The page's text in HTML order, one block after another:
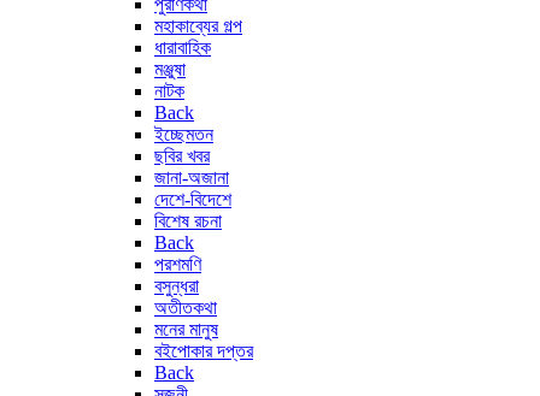
পুরাণকথা
মহাকাব্যের গল্প
ধারাবাহিক
মঞ্জুষা
নাটক
Back
ইচ্ছেমতন
ছবির খবর
জানা-অজানা
দেশে-বিদেশে
বিশেষ রচনা
Back
পরশমণি
বসুন্ধরা
অতীতকথা
মনের মানুষ
বইপোকার দপ্তর
Back